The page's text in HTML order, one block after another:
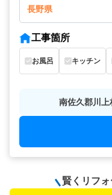
長野県
工事箇所
お風呂 キッチン
南佐久郡川上
賢くリフォ